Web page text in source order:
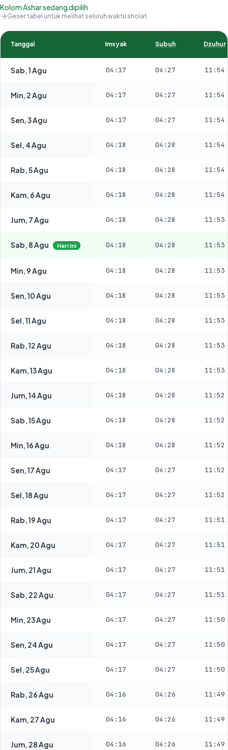
Kolom Ashar sedang dipilih
Geser tabel untuk melihat seluruh waktu sholat.
Tanggal Imsyak Subuh Dzuhur
Sab, 1 Agu 04:17 04:27 11:54
Min, 2 Agu 04:17 04:27 11:54
Sen, 3 Agu 04:17 04:27 11:54
Sel, 4 Agu 04:18 04:28 11:54
Rab, 5 Agu 04:18 04:28 11:54
Kam, 6 Agu 04:18 04:28 11:54
Jum, 7 Agu 04:18 04:28 11:53
Sab, 8 Agu Hari ini 04:18 04:28 11:53
Min, 9 Agu 04:18 04:28 11:53
Sen, 10 Agu 04:18 04:28 11:53
Sel, 11 Agu 04:18 04:28 11:53
Rab, 12 Agu 04:18 04:28 11:53
Kam, 13 Agu 04:18 04:28 11:53
Jum, 14 Agu 04:18 04:28 11:52
Sab, 15 Agu 04:18 04:28 11:52
Min, 16 Agu 04:18 04:28 11:52
Sen, 17 Agu 04:17 04:27 11:52
Sel, 18 Agu 04:17 04:27 11:52
Rab, 19 Agu 04:17 04:27 11:51
Kam, 20 Agu 04:17 04:27 11:51
Jum, 21 Agu 04:17 04:27 11:51
Sab, 22 Agu 04:17 04:27 11:51
Min, 23 Agu 04:17 04:27 11:50
Sen, 24 Agu 04:17 04:27 11:50
Sel, 25 Agu 04:17 04:27 11:50
Rab, 26 Agu 04:16 04:26 11:49
Kam, 27 Agu 04:16 04:26 11:49
Jum, 28 Agu 04:16 04:26 11:49